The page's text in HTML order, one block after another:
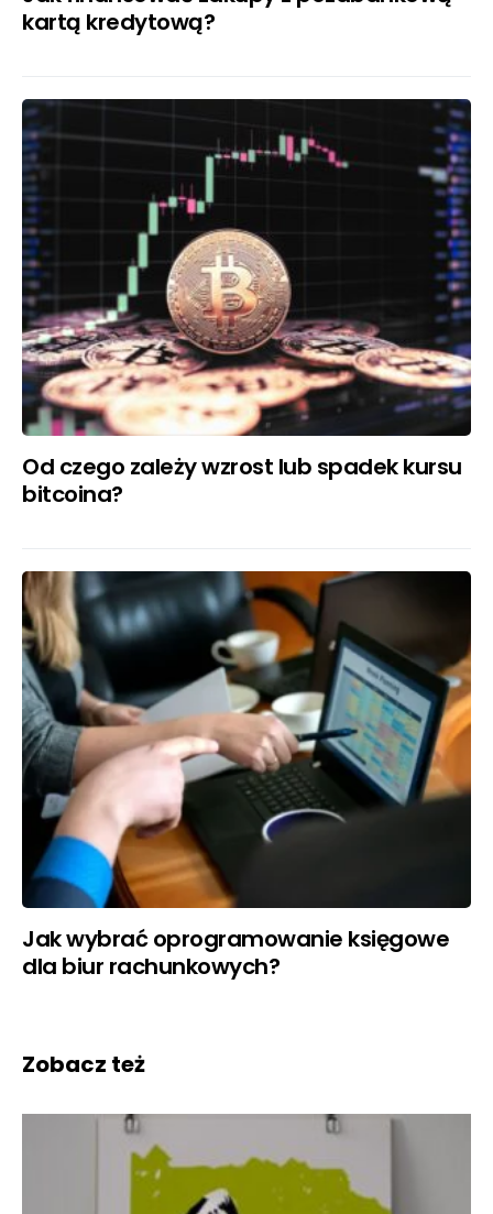
kartą kredytową?
Od czego zależy wzrost lub spadek kursu
bitcoina?
Jak wybrać oprogramowanie księgowe
dla biur rachunkowych?
Zobacz też